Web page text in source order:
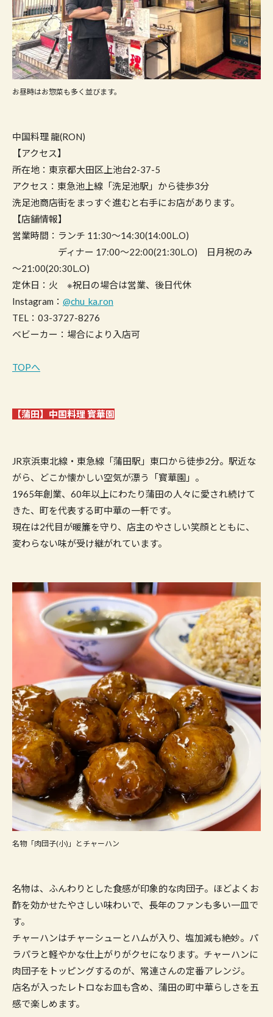
お昼時はお惣菜も多く並びます。
中国料理 龍(RON)
【アクセス】
所在地：東京都大田区上池台2-37-5
アクセス：東急池上線「洗足池駅」から徒歩3分
洗足池商店街をまっすぐ進むと右手にお店があります。
【店舗情報】
営業時間：ランチ 11:30～14:30(14:00L.O)
ディナー 17:00～22:00(21:30L.O) 日月祝のみ
～21:00(20:30L.O)
定休日：火 ※祝日の場合は営業、後日代休
Instagram： @chu_ka.ron
TEL：03-3727-8276
ベビーカー：場合により入店可
TOPへ
【蒲田】中国料理 寳華園
JR京浜東北線・東急線「蒲田駅」東口から徒歩2分。駅近な
がら、どこか懐かしい空気が漂う「寳華園」。
1965年創業、60年以上にわたり蒲田の人々に愛され続けて
きた、町を代表する町中華の一軒です。
現在は2代目が暖簾を守り、店主のやさしい笑顔とともに、
変わらない味が受け継がれています。
名物「肉団子(小)」とチャーハン
名物は、ふんわりとした食感が印象的な肉団子。ほどよくお
酢を効かせたやさしい味わいで、長年のファンも多い一皿で
す。
チャーハンはチャーシューとハムが入り、塩加減も絶妙。パ
ラパラと軽やかな仕上がりがクセになります。チャーハンに
肉団子をトッピングするのが、常連さんの定番アレンジ。
店名が入ったレトロなお皿も含め、蒲田の町中華らしさを五
感で楽しめます。